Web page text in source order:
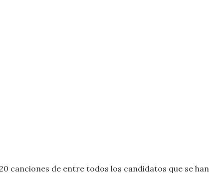
canciones de entre todos los candidatos que se han